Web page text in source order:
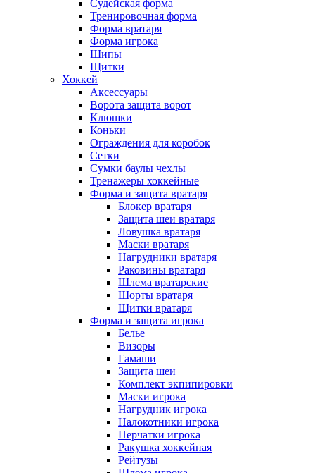
Судейская форма
Тренировочная форма
Форма вратаря
Форма игрока
Шипы
Щитки
Хоккей
Аксессуары
Ворота защита ворот
Клюшки
Коньки
Ограждения для коробок
Сетки
Сумки баулы чехлы
Тренажеры хоккейные
Форма и защита вратаря
Блокер вратаря
Защита шеи вратаря
Ловушка вратаря
Маски вратаря
Нагрудники вратаря
Раковины вратаря
Шлема вратарские
Шорты вратаря
Щитки вратаря
Форма и защита игрока
Белье
Визоры
Гамаши
Защита шеи
Комплект экпипировки
Маски игрока
Нагрудник игрока
Налокотники игрока
Перчатки игрока
Ракушка хоккейная
Рейтузы